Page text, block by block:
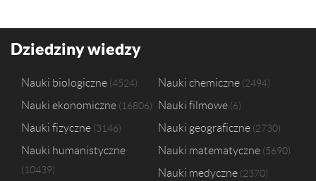
Dziedziny wiedzy
Nauki biologiczne 4524 Nauki chemiczne 2494
Nauki ekonomiczne 16806 Nauki filmowe 6
Nauki fizyczne 3146 Nauki geograficzne 2730
Nauki humanistyczne
10439
Nauki matematyczne 5690
Nauki medyczne 2370